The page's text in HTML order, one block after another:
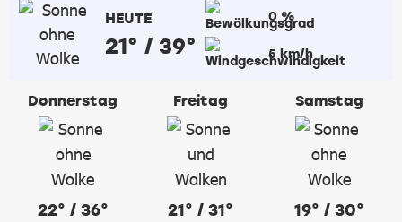
HEUTE
21° / 39°
0 %
5 km/h
Donnerstag
22° / 36°
Freitag
21° / 31°
Samstag
19° / 30°